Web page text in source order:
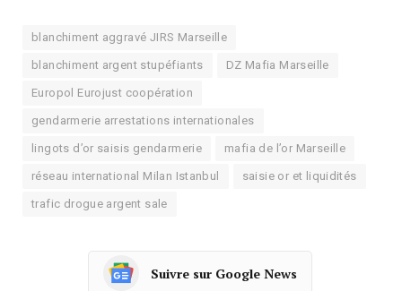
blanchiment aggravé JIRS Marseille
blanchiment argent stupéfiants DZ Mafia Marseille
Europol Eurojust coopération
gendarmerie arrestations internationales
lingots d’or saisis gendarmerie mafia de l’or Marseille
réseau international Milan Istanbul saisie or et liquidités
trafic drogue argent sale
Suivre sur Google News